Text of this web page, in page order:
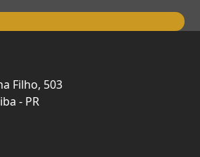
Filho, 503
- PR